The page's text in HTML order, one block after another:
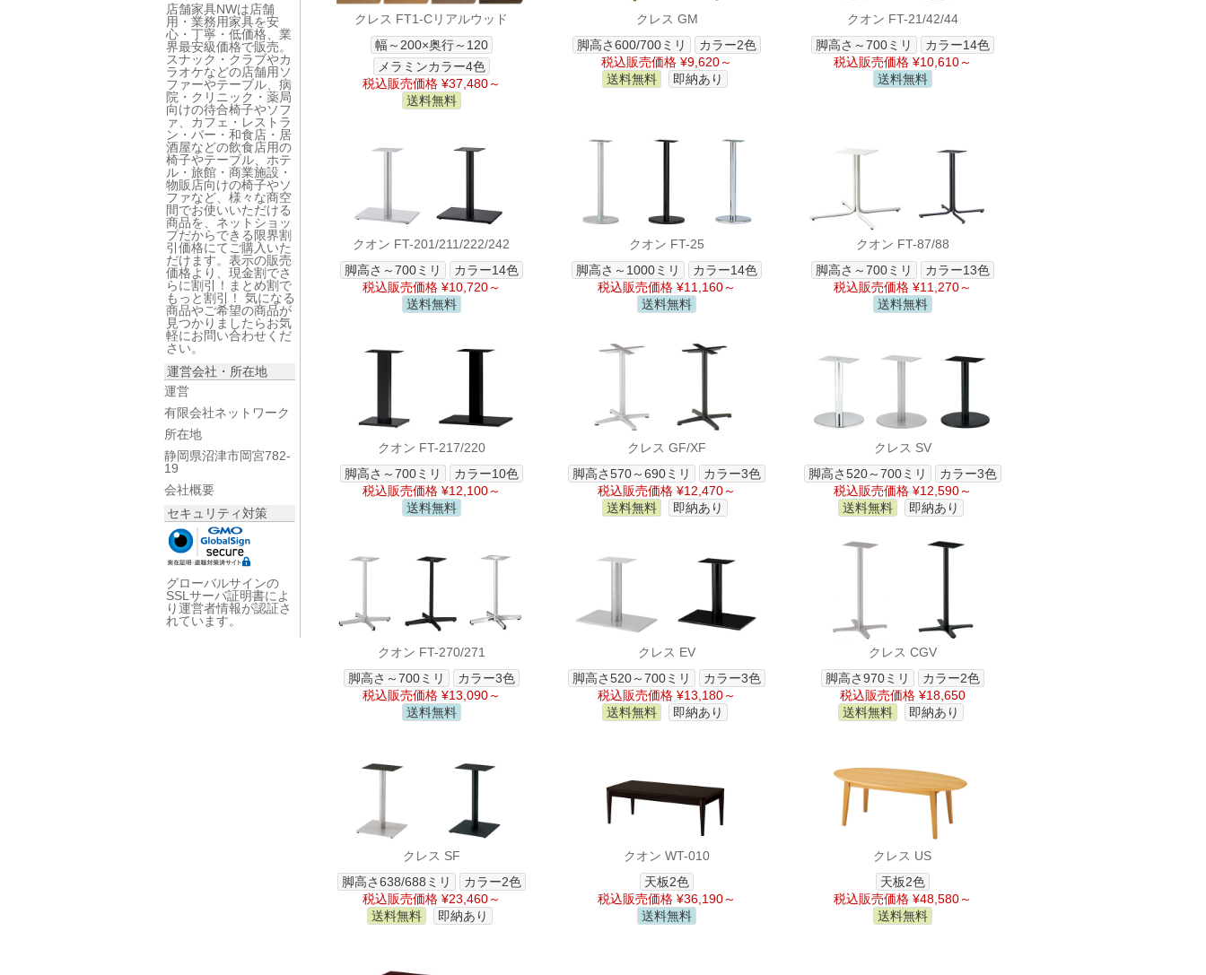
店舗家具NWは店舗
用・業務用家具を安
心・丁寧・低価格、業
界最安級価格で販売。
スナック・クラブやカ
ラオケなどの店舗用ソ
ファーやテーブル、病
院・クリニック・薬局
向けの待合椅子やソフ
ァ、カフェ・レストラ
ン・バー・和食店・居
酒屋などの飲食店用の
椅子やテーブル、ホテ
ル・旅館・商業施設・
物販店向けの椅子やソ
ファなど、様々な商空
間でお使いいただける
商品を、ネットショッ
プだからできる限界割
引価格にてご購入いた
だけます。表示の販売
価格より、現金割でさ
らに割引！まとめ割で
もっと割引！ 気になる
商品やご希望の商品が
見つかりましたらお気
軽にお問い合わせくだ
さい。
運営会社・所在地
運営
有限会社ネットワーク
所在地
静岡県沼津市岡宮782-
19
会社概要
セキュリティ対策
グローバルサインの
SSLサーバ証明書によ
り運営者情報が認証さ
れています。
クレス FT1-Cリアルウッド
幅～200×奥行～120
メラミンカラー4色
税込販売価格 ¥37,480～
送料無料
クレス GM
脚高さ600/700ミリ
カラー2色
税込販売価格 ¥9,620～
送料無料
即納あり
クオン FT-21/42/44
脚高さ～700ミリ
カラー14色
税込販売価格 ¥10,610～
送料無料
クオン FT-201/211/222/242
脚高さ～700ミリ
カラー14色
税込販売価格 ¥10,720～
送料無料
クオン FT-25
脚高さ～1000ミリ
カラー14色
税込販売価格 ¥11,160～
送料無料
クオン FT-87/88
脚高さ～700ミリ
カラー13色
税込販売価格 ¥11,270～
送料無料
クオン FT-217/220
脚高さ～700ミリ
カラー10色
税込販売価格 ¥12,100～
送料無料
クレス GF/XF
脚高さ570～690ミリ
カラー3色
税込販売価格 ¥12,470～
送料無料
即納あり
クレス SV
脚高さ520～700ミリ
カラー3色
税込販売価格 ¥12,590～
送料無料
即納あり
クオン FT-270/271
脚高さ～700ミリ
カラー3色
税込販売価格 ¥13,090～
送料無料
クレス EV
脚高さ520～700ミリ
カラー3色
税込販売価格 ¥13,180～
送料無料
即納あり
クレス CGV
脚高さ970ミリ
カラー2色
税込販売価格 ¥18,650
送料無料
即納あり
クレス SF
脚高さ638/688ミリ
カラー2色
税込販売価格 ¥23,460～
送料無料
即納あり
クオン WT-010
天板2色
税込販売価格 ¥36,190～
送料無料
クレス US
天板2色
税込販売価格 ¥48,580～
送料無料